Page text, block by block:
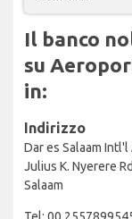
Il banco
su
in:
Indirizzo
Dar es Salaam Intl'l
Julius K. Nyerere
Salaam
Tel: 00